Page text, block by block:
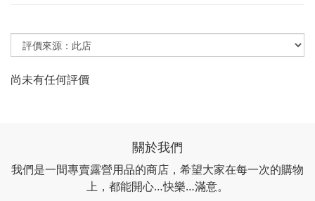
尚未有任何評價
關於我們
我們是一間專賣露營用品的商店，希望大家在每一次的購物
上，都能開心…快樂…滿意。